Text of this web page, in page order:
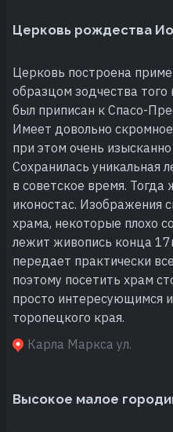
Церковь рождества
Церковь построена
образцом зодчества
был приписан к Спасо-
Имеет довольно
при этом очень
Сохранилась уникальная
в советское время.
иконостас. Изображения
храма, некоторые плохо
лежит живопись конца
передает практически
поэтому посетить храм
просто интересующимся
торопецкого края.
Карла Маркса ул.
Высокое малое